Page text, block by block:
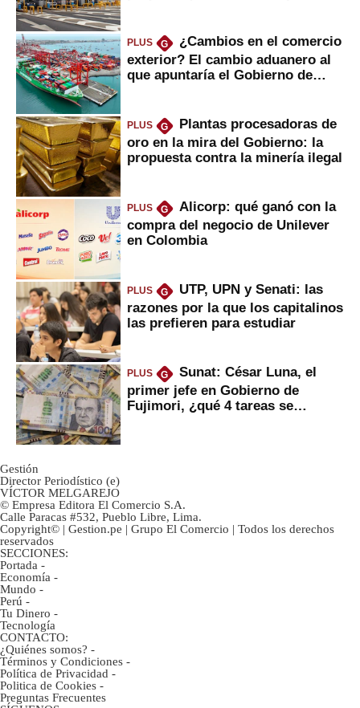
PLUS G
¿Cambios en el comercio
exterior? El cambio aduanero al
que apuntaría el Gobierno de
PLUS G
Plantas procesadoras de
oro en la mira del Gobierno: la
propuesta contra la minería ilegal
PLUS G
Alicorp: qué ganó con la
compra del negocio de Unilever
en Colombia
PLUS G
UTP, UPN y Senati: las
razones por la que los capitalinos
las prefieren para estudiar
PLUS G
Sunat: César Luna, el
primer jefe en Gobierno de
Fujimori, ¿qué 4 tareas se
Gestión
Director Periodístico (e)
VÍCTOR MELGAREJO
© Empresa Editora El Comercio S.A.
Calle Paracas #532, Pueblo Libre, Lima.
Copyright© | Gestion.pe | Grupo El Comercio | Todos los derechos
reservados
SECCIONES:
Portada -
Economía -
Mundo -
Perú -
Tu Dinero -
Tecnología
CONTACTO:
¿Quiénes somos? -
Términos y Condiciones -
Política de Privacidad -
Politica de Cookies -
Preguntas Frecuentes